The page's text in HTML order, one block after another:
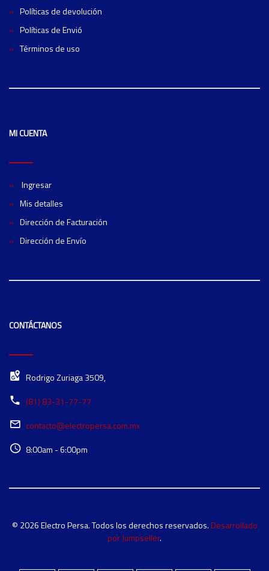
Políticas de devolución
Políticas de Envió
Términos de uso
MI CUENTA
Ingresar
Mis detalles
Dirección de Facturación
Dirección de Envío
CONTÁCTANOS
Rodrigo Zuriaga 3509,
(81) 83-31-77-77
contacto@electropersa.com.mx
8:00am - 6:00pm
© 2026 Electro Persa. Todos los derechos reservados. Desarrollado
por Jumpseller.